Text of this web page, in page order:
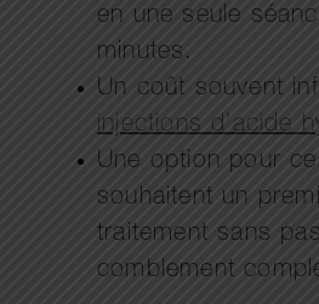
en une seule
minutes.
Un coût souvent
injections d’acide
Une option pour
souhaitent un
traitement sans
comblement